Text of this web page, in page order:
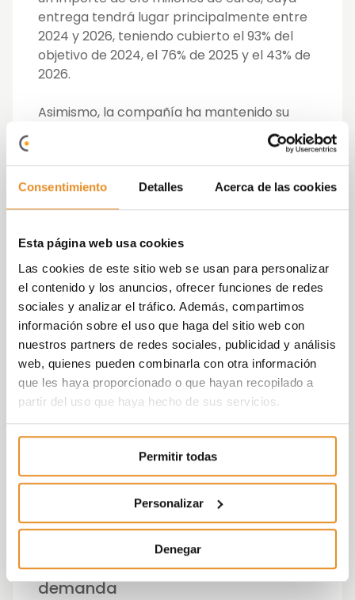
Consentimiento Detalles Acerca de las cookies
Esta página web usa cookies
Las cookies de este sitio web se usan para personalizar
el contenido y los anuncios, ofrecer funciones de redes
sociales y analizar el tráfico. Además, compartimos
información sobre el uso que haga del sitio web con
nuestros partners de redes sociales, publicidad y análisis
web, quienes pueden combinarla con otra información
que les haya proporcionado o que hayan recopilado a
partir del uso que haya hecho de sus servicios.
Permitir todas
Personalizar
Denegar
entrega tendrá lugar principalmente entre
2024 y 2026, teniendo cubierto el 93% del
objetivo de 2024, el 76% de 2025 y el 43% de
2026.
Asimismo, la compañía ha mantenido su
política de prudencia financiera, reduciendo
su deuda neta ajustada en un 10%, respecto
a diciembre del 2023, hasta los 184,7
millones de euros, lo que sitúa el Net
Adjusted Loan to Value en un 15%.
Héctor Serrat, CEO de Vía Célere, ha
asegurado que«Vía Célere extiende, con
estos resultados, la excelente tendencia
marcada en los últimos trimestres,
demostrando el gran interés que generan
nuestras viviendas entre nuestro público
objetivo. Estas cifras se sustentan tanto en
nuestro acertado modelo de negocio como
en nuestro banco de suelo, uno de los más
En los próximos meses y en los siguientes
ejercicios seguiremos desarrollando esta
cartera de suelo mientras buscamos
Ampliación de oferta en los
núcleos urbanos con mayor
demanda